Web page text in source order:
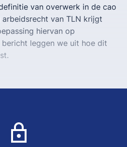
van overwerk in de cao
van TLN krijgt
hiervan op
leggen we uit hoe dit